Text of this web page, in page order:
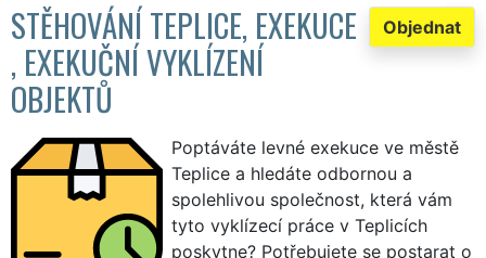
Objednat
STĚHOVÁNÍ TEPLICE, EXEKUCE
, EXEKUČNÍ VYKLÍZENÍ
OBJEKTŮ
Poptáváte levné exekuce ve městě
Teplice a hledáte odbornou a
spolehlivou společnost, která vám
tyto vyklízecí práce v Teplicích
poskytne? Potřebujete se postarat o